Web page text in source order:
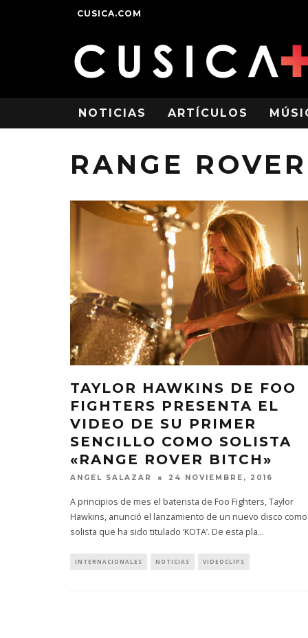
CUSICA.COM
NOTICIAS ARTÍCULOS
RANGE
TAYLOR HAWKINS DE FOO
FIGHTERS PRESENTA EL
VIDEO DE SU PRIMER
SENCILLO COMO SOLISTA
«RANGE ROVER BITCH»
ANGEL SALAZAR 24 NOVIEMBRE, 2016
A principios de mes el baterista de Foo Fighters, Taylor
Hawkins, anunció el lanzamiento de un nuevo disco como
solista que ha sido titulado ‘KOTA’. De esta pla...
INTERNACIONALES NOTICIAS VIDEOCLIPS